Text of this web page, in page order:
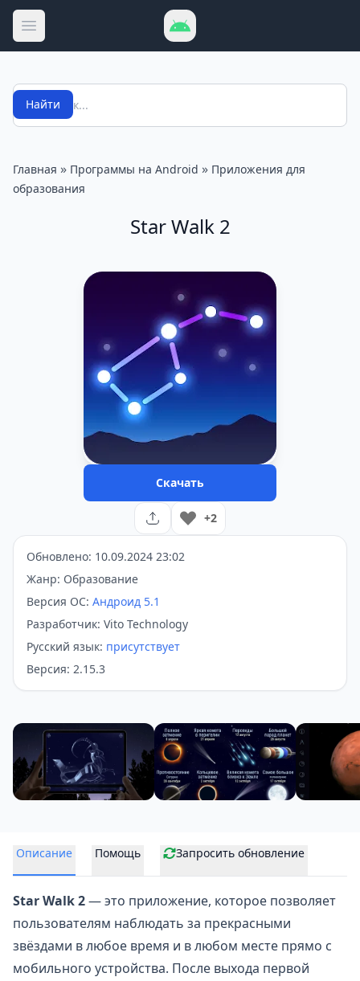
Открыть меню
Поиск
Найти
Главная » Программы на Android » Приложения для
образования
Star Walk 2
Скачать
+2
Обновлено: 10.09.2024 23:02
Жанр: Образование
Версия ОС: Андроид 5.1
Разработчик: Vito Technology
Русский язык: присутствует
Версия: 2.15.3
Описание Помощь Запросить обновление
Star Walk 2— это приложение, которое позволяет
пользователям наблюдать за прекрасными
звёздами в любое время и в любом месте прямо с
мобильного устройства. После выхода первой